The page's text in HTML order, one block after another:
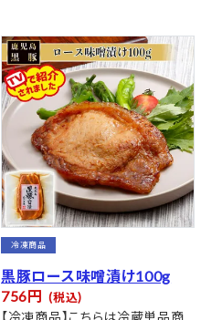
冷凍商品
黒豚ロース味噌漬け100g
756 税込
【冷凍商品】こちらは冷蔵単品商